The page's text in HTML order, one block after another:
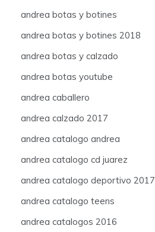
andrea botas y botines
andrea botas y botines 2018
andrea botas y calzado
andrea botas youtube
andrea caballero
andrea calzado 2017
andrea catalogo andrea
andrea catalogo cd juarez
andrea catalogo deportivo 2017
andrea catalogo teens
andrea catalogos 2016